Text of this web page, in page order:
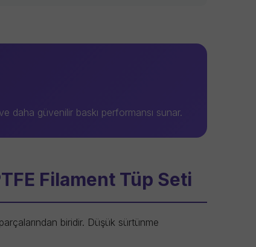
daha güvenilir baskı performansı sunar.
Filament Tüp Seti
biridir. Düşük sürtünme